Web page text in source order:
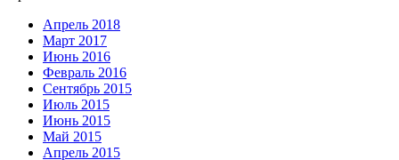
Апрель 2018
Март 2017
Июнь 2016
Февраль 2016
Сентябрь 2015
Июль 2015
Июнь 2015
Май 2015
Апрель 2015